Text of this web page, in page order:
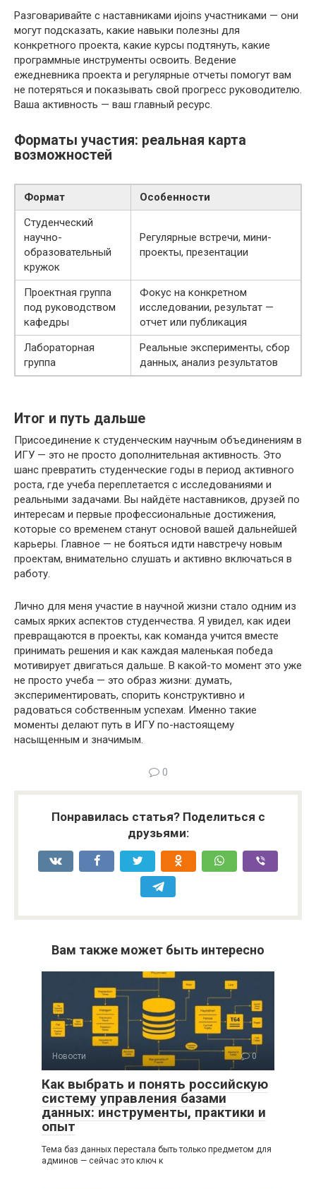
Разговаривайте с наставниками иjoins участниками — они
могут подсказать, какие навыки полезны для
конкретного проекта, какие курсы подтянуть, какие
программные инструменты освоить. Ведение
ежедневника проекта и регулярные отчеты помогут вам
не потеряться и показывать свой прогресс руководителю.
Ваша активность — ваш главный ресурс.
Форматы участия: реальная карта
возможностей
Формат
Особенности
Студенческий
научно-
образовательный
кружок
Регулярные встречи, мини-
проекты, презентации
Проектная группа
под руководством
кафедры
Фокус на конкретном
исследовании, результат —
отчет или публикация
Лабораторная
группа
Реальные эксперименты, сбор
данных, анализ результатов
Итог и путь дальше
Присоединение к студенческим научным объединениям в
ИГУ — это не просто дополнительная активность. Это
шанс превратить студенческие годы в период активного
роста, где учеба переплетается с исследованиями и
реальными задачами. Вы найдёте наставников, друзей по
интересам и первые профессиональные достижения,
которые со временем станут основой вашей дальнейшей
карьеры. Главное — не бояться идти навстречу новым
проектам, внимательно слушать и активно включаться в
работу.
Лично для меня участие в научной жизни стало одним из
самых ярких аспектов студенчества. Я увидел, как идеи
превращаются в проекты, как команда учится вместе
принимать решения и как каждая маленькая победа
мотивирует двигаться дальше. В какой-то момент это уже
не просто учеба — это образ жизни: думать,
экспериментировать, спорить конструктивно и
радоваться собственным успехам. Именно такие
моменты делают путь в ИГУ по-настоящему
насыщенным и значимым.
0
Понравилась статья? Поделиться с
друзьями:
Вам также может быть интересно
Новости 0
Как выбрать и понять российскую
систему управления базами
данных: инструменты, практики и
опыт
Тема баз данных перестала быть только предметом для
админов — сейчас это ключ к